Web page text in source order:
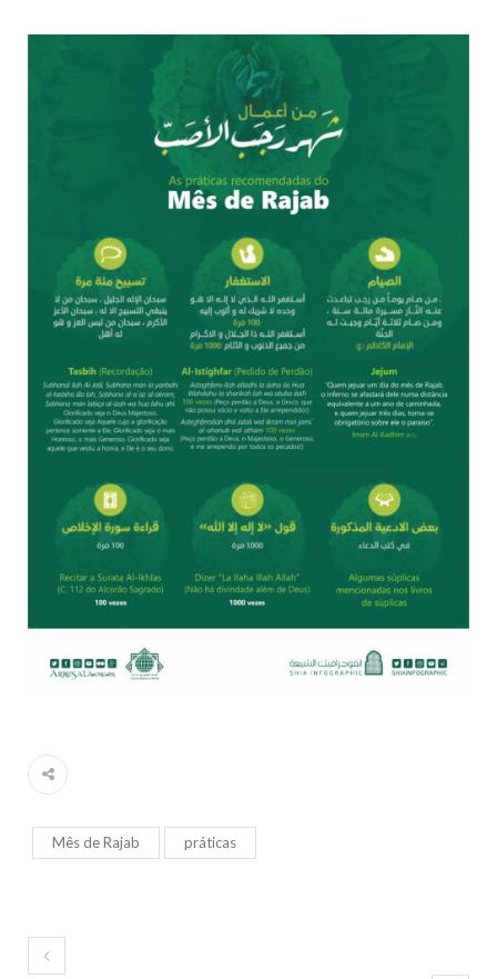
Falecimento do Imam Ali Ibn Al-Hussein
Em nome de Deus, o Clemente, o Misericordioso! Diante da
data em que relembramos o martírio do quarto Imam dos
muçulmanos, o Imam Ali Ibn Al-Hussein Ibn Ali Ibn Abi Táleb
(A.S.), conhecido por “Zein Al-Ábidin” (Formosura
NOTÍCIAS
3 DE JULHO DE 2014
Centro Islâmico no Brasil recebe o ex-
ministro das Relações Exteriores da
República Islâmica do Irã
Na noite da quinta-feira, 03 de Abril, o Centro Islâmico no
Brasil recebeu em sua sede, em São Paulo, o ex-ministro das
Relações Exteriores da República Islâmica do Irã, Sr. Kamal
Kharrazi, que encontra-se visitando
Mês de Rajab práticas